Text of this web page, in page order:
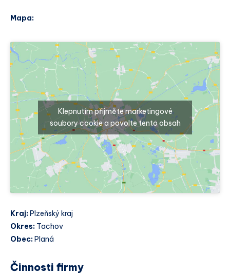
Mapa:
Klepnutím přijměte marketingové
soubory cookie a povolte tento obsah
Kraj: Plzeňský kraj
Okres: Tachov
Obec: Planá
Činnosti firmy